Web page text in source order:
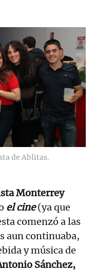
de Ablitas.
Monterrey
el cine(ya que
comenzó a las
aun continuaba,
y música de
Sánchez,